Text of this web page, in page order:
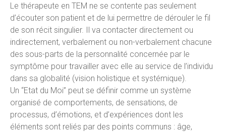
Le thérapeute en TEM ne se contente pas seulement
d’écouter son patient et de lui permettre de dérouler le fil
de son récit singulier. Il va contacter directement ou
indirectement, verbalement ou non-verbalement chacune
des sous-parts de la personnalité concernée par le
symptôme pour travailler avec elle au service de l’individu
dans sa globalité (vision holistique et systémique).
Un “Etat du Moi” peut se définir comme un système
organisé de comportements, de sensations, de
processus, d’émotions, et d’expériences dont les
éléments sont reliés par des points communs : âge,